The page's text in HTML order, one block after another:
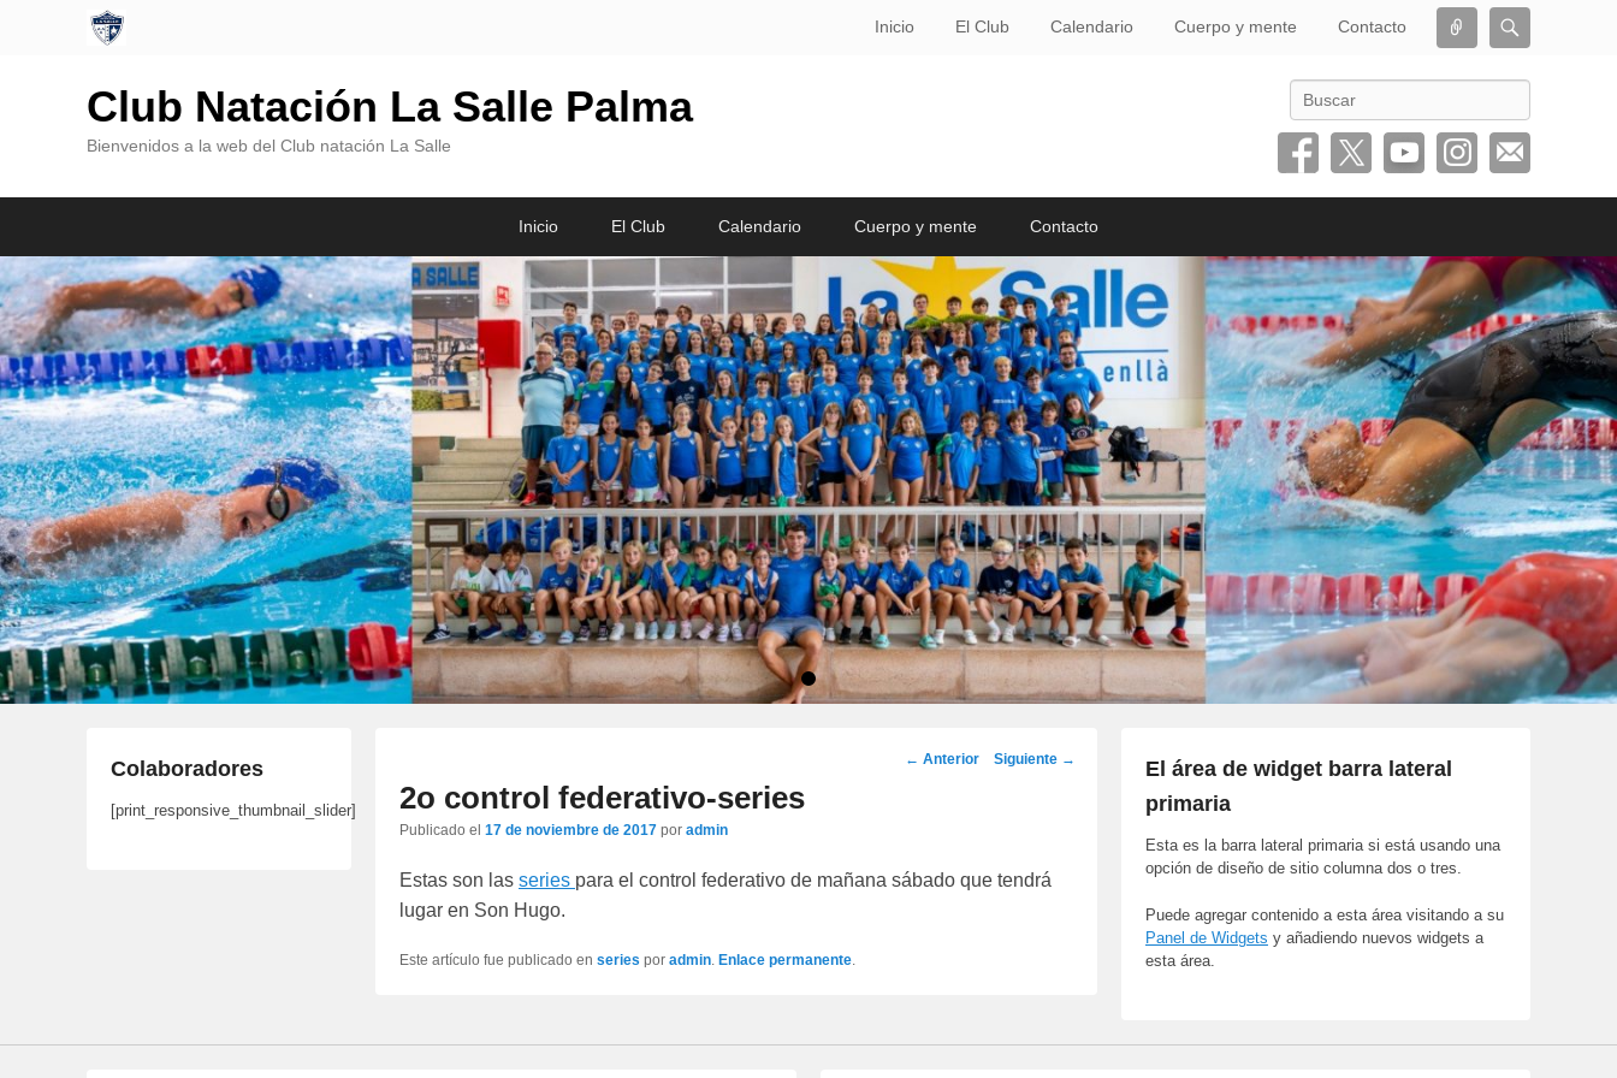
Conectar
Inicio El Club Calendario Cuerpo y mente Contacto
Club Natación La Salle Palma
Bienvenidos a la web del Club natación La Salle
Buscar
contenido
principal
contenido
secundario
Inicio El Club Calendario Cuerpo y mente Contacto
•
Navegación
← Anterior Siguiente →
2o control federativo-series
Publicado el 17 de noviembre de 2017 por admin
Estas son las series para el control federativo de mañana sábado que tendrá
lugar en Son Hugo.
Este artículo fue publicado en series por admin Enlace permanente
El área de widget barra lateral
primaria
Esta es la barra lateral primaria si está usando una
opción de diseño de sitio columna dos o tres.
Puede agregar contenido a esta área visitando a su
Panel de Widgets y añadiendo nuevos widgets a
esta área.
Colaboradores
[print_responsive_thumbnail_slider]